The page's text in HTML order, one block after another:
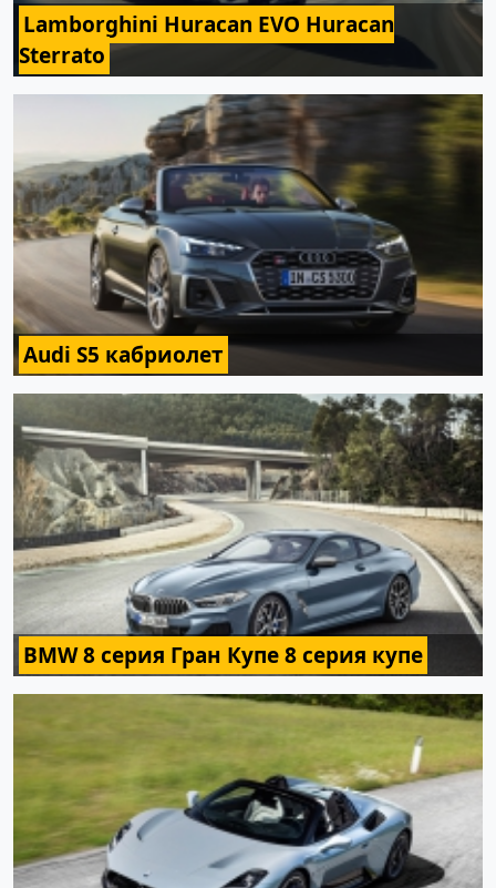
Lamborghini Huracan EVO Huracan
Sterrato
Audi S5 кабриолет
BMW 8 серия Гран Купе 8 серия купе